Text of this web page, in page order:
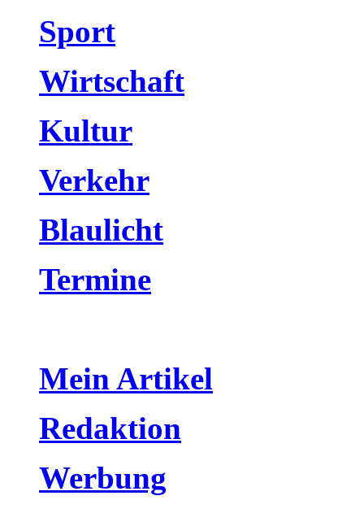
Sport
Wirtschaft
Kultur
Verkehr
Blaulicht
Termine
Mein Artikel
Redaktion
Werbung